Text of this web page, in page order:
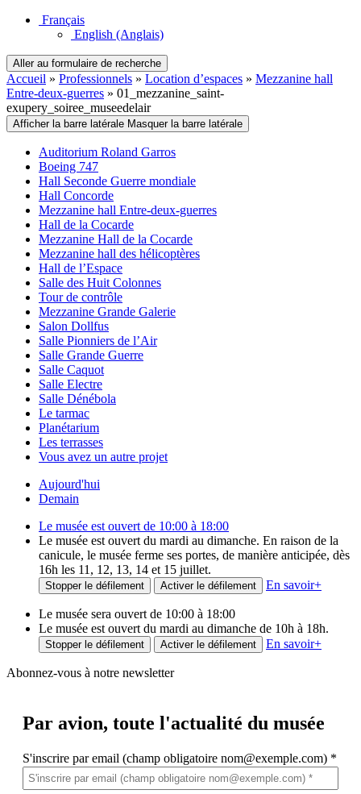
Français
English (Anglais)
Aller au formulaire de recherche
Accueil » Professionnels » Location d’espaces » Mezzanine hall
Entre-deux-guerres » 01_mezzanine_saint-
exupery_soiree_museedelair
Afficher la barre latérale Masquer la barre latérale
Auditorium Roland Garros
Boeing 747
Hall Seconde Guerre mondiale
Hall Concorde
Mezzanine hall Entre-deux-guerres
Hall de la Cocarde
Mezzanine Hall de la Cocarde
Mezzanine hall des hélicoptères
Hall de l’Espace
Salle des Huit Colonnes
Tour de contrôle
Mezzanine Grande Galerie
Salon Dollfus
Salle Pionniers de l’Air
Salle Grande Guerre
Salle Caquot
Salle Electre
Salle Dénébola
Le tarmac
Planétarium
Les terrasses
Vous avez un autre projet
Aujourd'hui
Demain
Le musée est ouvert de 10:00 à 18:00
Le musée est ouvert du mardi au dimanche. En raison de la
canicule, le musée ferme ses portes, de manière anticipée, dès
16h les 11, 12, 13, 14 et 15 juillet.
Stopper le défilement Activer le défilement En savoir+
Le musée sera ouvert de 10:00 à 18:00
Le musée est ouvert du mardi au dimanche de 10h à 18h.
Stopper le défilement Activer le défilement En savoir+
Abonnez-vous à notre newsletter
Par avion, toute l'actualité du musée
S'inscrire par email (champ obligatoire nom@exemple.com) *